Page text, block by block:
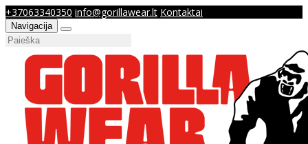
+37063340350 info@gorillawear.lt Kontaktai
Navigacija